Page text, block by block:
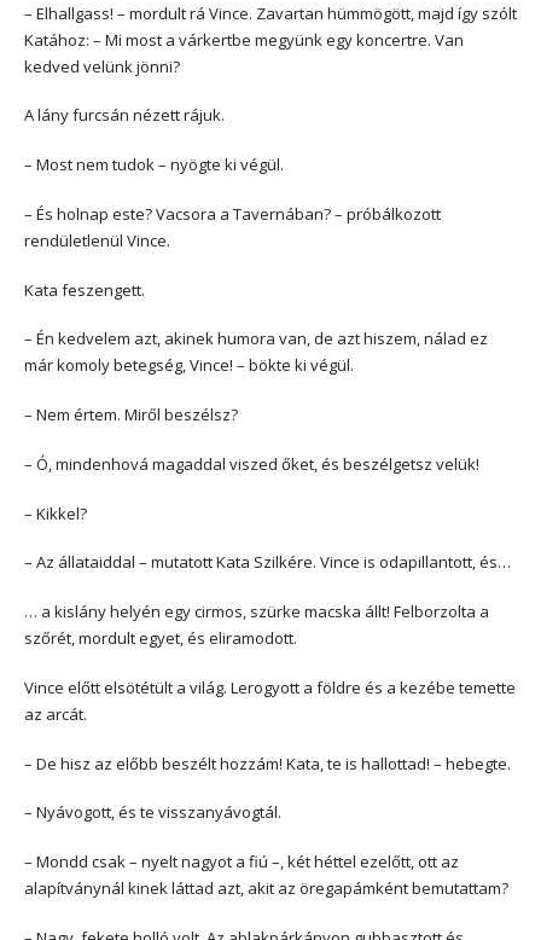
– Elhallgass! – mordult rá Vince. Zavartan hümmögött, majd így szólt
Katához: – Mi most a várkertbe megyünk egy koncertre. Van
kedved velünk jönni?
A lány furcsán nézett rájuk.
– Most nem tudok – nyögte ki végül.
– És holnap este? Vacsora a Tavernában? – próbálkozott
rendületlenül Vince.
Kata feszengett.
– Én kedvelem azt, akinek humora van, de azt hiszem, nálad ez
már komoly betegség, Vince! – bökte ki végül.
– Nem értem. Miről beszélsz?
– Ó, mindenhová magaddal viszed őket, és beszélgetsz velük!
– Kikkel?
– Az állataiddal – mutatott Kata Szilkére. Vince is odapillantott, és…
… a kislány helyén egy cirmos, szürke macska állt! Felborzolta a
szőrét, mordult egyet, és eliramodott.
Vince előtt elsötétült a világ. Lerogyott a földre és a kezébe temette
az arcát.
– De hisz az előbb beszélt hozzám! Kata, te is hallottad! – hebegte.
– Nyávogott, és te visszanyávogtál.
– Mondd csak – nyelt nagyot a fiú –, két héttel ezelőtt, ott az
alapítványnál kinek láttad azt, akit az öregapámként bemutattam?